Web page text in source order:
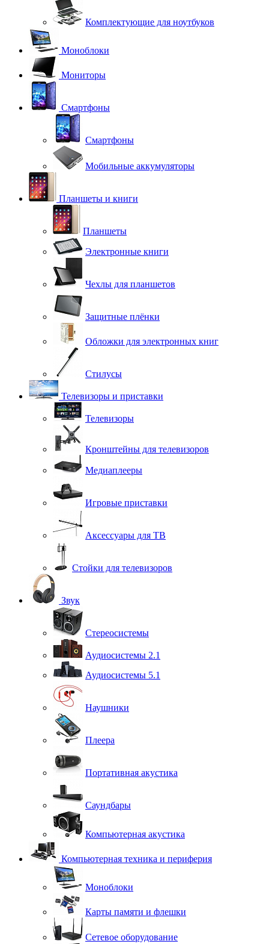
Комплектующие для ноутбуков
Моноблоки
Мониторы
Смартфоны
Смартфоны
Мобильные аккумуляторы
Планшеты и книги
Планшеты
Электронные книги
Чехлы для планшетов
Защитные плёнки
Обложки для электронных книг
Стилусы
Телевизоры и приставки
Телевизоры
Кронштейны для телевизоров
Медиаплееры
Игровые приставки
Аксессуары для ТВ
Стойки для телевизоров
Звук
Стереосистемы
Аудиосистемы 2.1
Аудиосистемы 5.1
Наушники
Плеера
Портативная акустика
Саундбары
Компьютерная акустика
Компьютерная техника и периферия
Моноблоки
Карты памяти и флешки
Сетевое оборудование